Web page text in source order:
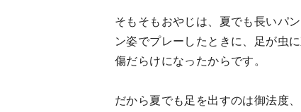
そもそもおやじは、夏でも長いパ
ン姿でプレーしたときに、足が虫
傷だらけになったからです。
だから夏でも足を出すのは御法度